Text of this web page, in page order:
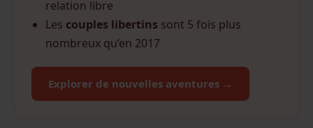
relation libre
Les couples libertins sont 5 fois plus
nombreux qu’en 2017
Explorer de nouvelles aventures →